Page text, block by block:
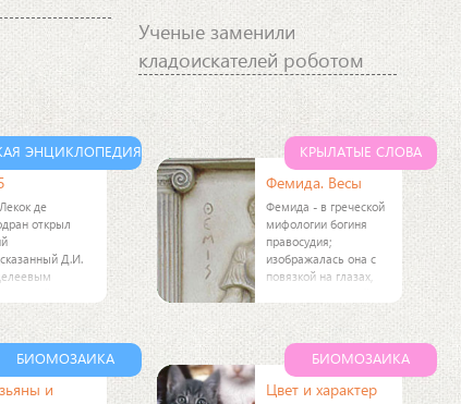
Ученые заменили
кладоискателей роботом
ЭНЦИКЛОПЕДИЯ
де
открыл
Д.И.
КРЫЛАТЫЕ СЛОВА
Фемида. Весы
Фемида - в греческой
мифологии богиня
правосудия;
изображалась она с
повязкой на глазах,
которой она судит
обвиняемых. В одной
руке она держала
БИОМОЗАИКА
и
БИОМОЗАИКА
Цвет и характер